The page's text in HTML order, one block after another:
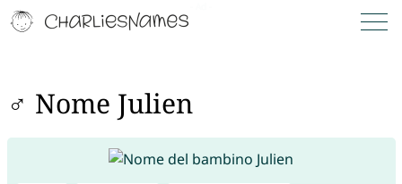
♂ Nome Julien